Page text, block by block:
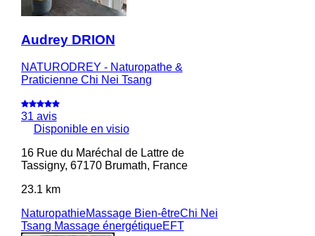
Audrey DRION
NATURODREY - Naturopathe &
Praticienne Chi Nei Tsang
31 avis
Disponible en visio
16 Rue du Maréchal de Lattre de
Tassigny, 67170 Brumath, France
23.1 km
NaturopathieMassage Bien-êtreChi Nei
Tsang Massage énergétiqueEFT